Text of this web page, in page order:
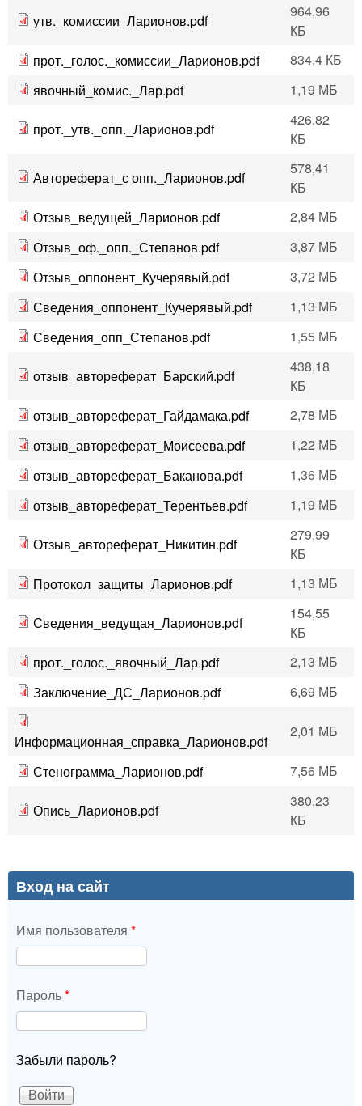
утв._комиссии_Ларионов.pdf
964,96
КБ
прот._голос._комиссии_Ларионов.pdf
834,4 КБ
явочный_комис._Лар.pdf
1,19 МБ
прот._утв._опп._Ларионов.pdf
426,82
КБ
Автореферат_с опп._Ларионов.pdf
578,41
КБ
Отзыв_ведущей_Ларионов.pdf
2,84 МБ
Отзыв_оф._опп._Степанов.pdf
3,87 МБ
Отзыв_оппонент_Кучерявый.pdf
3,72 МБ
Сведения_оппонент_Кучерявый.pdf
1,13 МБ
Сведения_опп_Степанов.pdf
1,55 МБ
отзыв_автореферат_Барский.pdf
438,18
КБ
отзыв_автореферат_Гайдамака.pdf
2,78 МБ
отзыв_автореферат_Моисеева.pdf
1,22 МБ
отзыв_автореферат_Баканова.pdf
1,36 МБ
отзыв_автореферат_Терентьев.pdf
1,19 МБ
Отзыв_автореферат_Никитин.pdf
279,99
КБ
Протокол_защиты_Ларионов.pdf
1,13 МБ
Сведения_ведущая_Ларионов.pdf
154,55
КБ
прот._голос._явочный_Лар.pdf
2,13 МБ
Заключение_ДС_Ларионов.pdf
6,69 МБ
Информационная_справка_Ларионов.pdf
2,01 МБ
Стенограмма_Ларионов.pdf 7,56 МБ
Опись_Ларионов.pdf
380,23
КБ
Вход на сайт
Имя пользователя *
Пароль*
Забыли пароль?